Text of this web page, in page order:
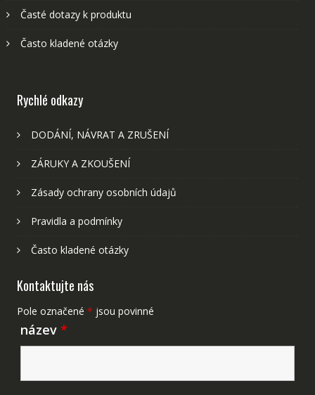
Časté dotazy k produktu
Často kladené otázky
Rychlé odkazy
DODÁNÍ, NÁVRAT A ZRUŠENÍ
ZÁRUKY A ZKOUŠENÍ
Zásady ochrany osobních údajů
Pravidla a podmínky
Často kladené otázky
Kontaktujte nás
Pole označené * jsou povinné
název *